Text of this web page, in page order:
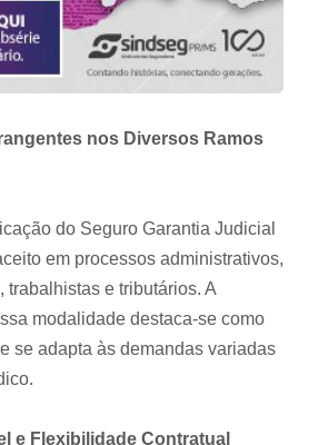
nos Diversos Ramos
do Seguro Garantia Judicial
em processos administrativos,
trabalhistas e tributários. A
modalidade destaca-se como
se adapta às demandas variadas
e Flexibilidade Contratual